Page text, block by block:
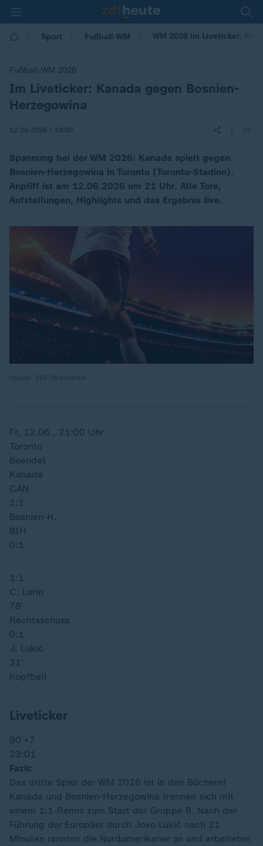
Sport Fußball-WM WM 2026 im Liveticker:
Fußball-WM 2026
:
Im Liveticker: Kanada gegen Bosnien-
Herzegowina
12.06.2026 | 19:00
Spannung bei der WM 2026: Kanada spielt gegen
Bosnien-Herzegowina in Toronto (Toronto-Stadion).
Anpfiff ist am 12.06.2026 um 21 Uhr. Alle Tore,
Aufstellungen, Highlights und das Ergebnis live.
Fr, 12.06., 21:00 Uhr
Toronto
Beendet
Kanada
CAN
1:1
Bosnien-H.
BIH
0:1
1:1
C. Larin
78′
Rechtsschuss
0:1
J. Lukić
21′
Kopfball
Liveticker
90′ +7
23:01
Fazit:
Das dritte Spiel der WM 2026 ist in den Büchern!
Kanada und Bosnien-Herzegowina trennen sich mit
einem 1:1-Remis zum Start der Gruppe B. Nach der
Führung der Europäer durch Jovo Lukić nach 21
Minuten rannten die Nordamerikaner an und arbeiteten